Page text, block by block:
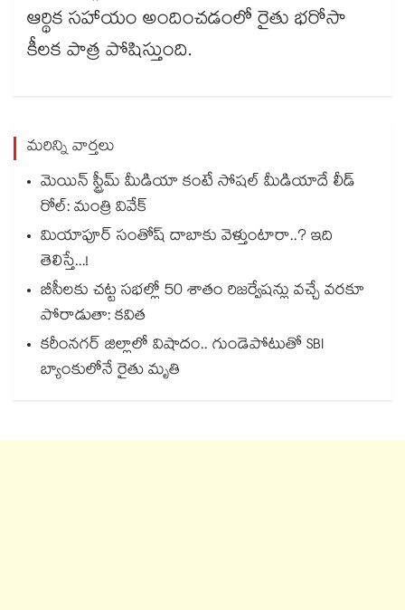
ఆర్థిక సహాయం అందించడంలో రైతు భరోసా
కీలక పాత్ర పోషిస్తుంది.
మరిన్ని వార్తలు
మెయిన్ స్ట్రీమ్ మీడియా కంటే సోషల్ మీడియాదే లీడ్
రోల్: మంత్రి వివేక్
మియాపూర్ సంతోష్ దాబాకు వెళ్తుంటారా..? ఇది
తెలిస్తే...!
బీసీలకు చట్ట సభల్లో 50 శాతం రిజర్వేషన్లు వచ్చే వరకూ
పోరాడుతా: కవిత
కరీంనగర్ జిల్లాలో విషాదం.. గుండెపోటుతో SBI
బ్యాంకులోనే రైతు మృతి